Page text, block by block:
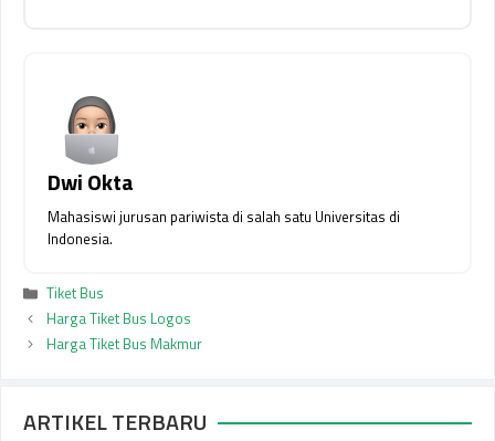
Dwi Okta
Mahasiswi jurusan pariwista di salah satu Universitas di
Indonesia.
Kategori
Tiket Bus
Harga Tiket Bus Logos
Harga Tiket Bus Makmur
ARTIKEL TERBARU